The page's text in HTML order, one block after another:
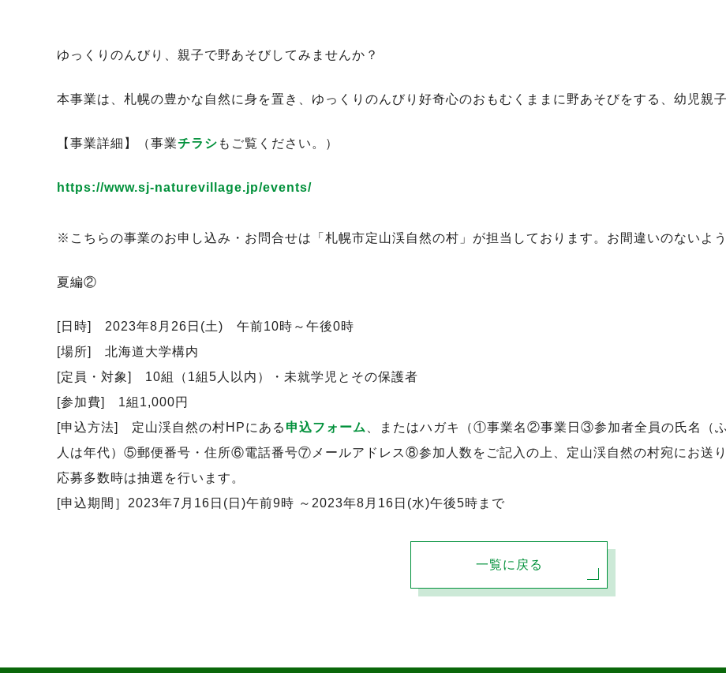
ゆっくりのんびり、親子で野あそびしてみませんか？
本事業は、札幌の豊かな自然に身を置き、ゆっくりのんびり好奇心のおもむくままに野あそびをする、幼児親
【事業詳細】（事業チラシ もご覧ください。）
https://www.sj-naturevillage.jp/events/
※こちらの事業のお申し込み・お問合せは「札幌市定山渓自然の村」が担当しております。お間違いのないよ
夏編②
[日時] 2023年8月26日(土) 午前10時～午後0時
[場所] 北海道大学構内
[定員・対象] 10組（1組5人以内）・未就学児とその保護者
[参加費] 1組1,000円
[申込方法] 定山渓自然の村HPにある 申込フォーム、またはハガキ（①事業名②事業日③参加者全員の氏名（
人は年代）⑤郵便番号・住所⑥電話番号⑦メールアドレス⑧参加人数をご記入の上、定山渓自然の村宛にお送り
応募多数時は抽選を行います。
[申込期間］2023年7月16日(日)午前9時 ～2023年8月16日(水)午後5時まで
一覧に戻る